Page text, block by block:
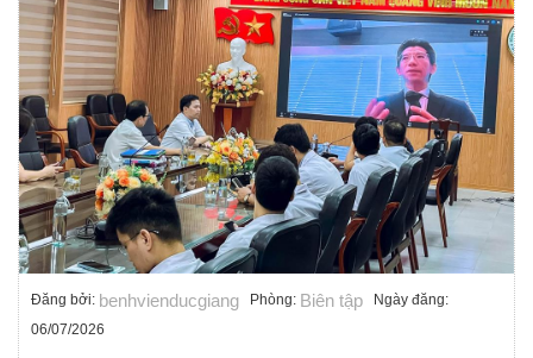
Đăng bởi: benhvienducgiang Phòng: Biên tập Ngày đăng:
06/07/2026